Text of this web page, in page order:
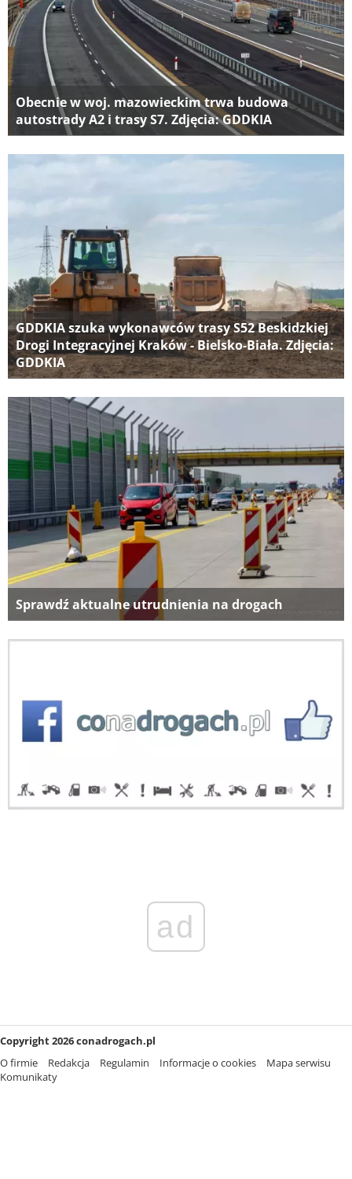
Obecnie w woj. mazowieckim trwa budowa
autostrady A2 i trasy S7. Zdjęcia: GDDKIA
GDDKIA szuka wykonawców trasy S52 Beskidzkiej
Drogi Integracyjnej Kraków - Bielsko-Biała. Zdjęcia:
GDDKIA
Sprawdź aktualne utrudnienia na drogach
ad
Copyright 2026 conadrogach.pl
O firmie
Redakcja Regulamin Informacje o cookies
Mapa serwisu
Komunikaty